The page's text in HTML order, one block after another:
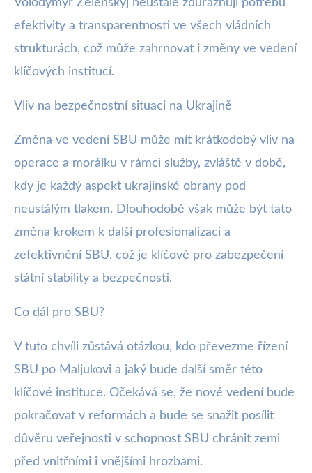
Volodymyr Zelenskyj neustále zdůrazňují potřebu
efektivity a transparentnosti ve všech vládních
strukturách, což může zahrnovat i změny ve vedení
klíčových institucí.
Vliv na bezpečnostní situaci na Ukrajině
Změna ve vedení SBU může mít krátkodobý vliv na
operace a morálku v rámci služby, zvláště v době,
kdy je každý aspekt ukrajinské obrany pod
neustálým tlakem. Dlouhodobě však může být tato
změna krokem k další profesionalizaci a
zefektivnění SBU, což je klíčové pro zabezpečení
státní stability a bezpečnosti.
Co dál pro SBU?
V tuto chvíli zůstává otázkou, kdo převezme řízení
SBU po Maljukovi a jaký bude další směr této
klíčové instituce. Očekává se, že nové vedení bude
pokračovat v reformách a bude se snažit posílit
důvěru veřejnosti v schopnost SBU chránit zemi
před vnitřními i vnějšími hrozbami.